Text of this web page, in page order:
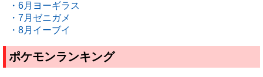
・6月ヨーギラス
・7月ゼニガメ
・8月イーブイ
ポケモンランキング